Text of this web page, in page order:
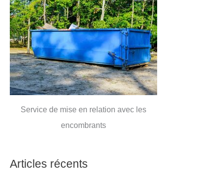
Service de mise en relation avec les
encombrants
Articles récents